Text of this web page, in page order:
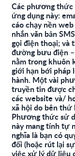
Các phương
ứng dụng này:
cáo chạy nền
nhắn văn bản
gọi điện thoại; và
đường bưu điện
nằm trong khuôn
giới hạn bới pháp
hành. Một vài
truyền tin được
các website và/
xã hội do bên thứ
Phương thức sử
này mang tính tự
nghĩa là bạn có
đối (hoặc rút lại
việc xử lý dữ liệu